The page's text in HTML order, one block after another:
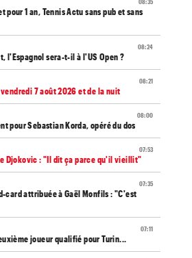
08:35
pour 1 an, Tennis Actu sans pub et sans
08:24
l'Espagnol sera-t-il à l'US Open ?
08:21
7 août 2026 et de la nuit
08:00
pour Sebastian Korda, opéré du dos
07:53
Djokovic : "Il dit ça parce qu'il vieillit"
07:35
card attribuée à Gaël Monfils : "C'est
07:11
joueur qualifié pour Turin...